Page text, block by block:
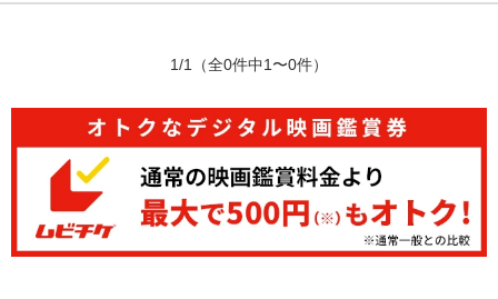
1/1 （全0件中1〜0件）